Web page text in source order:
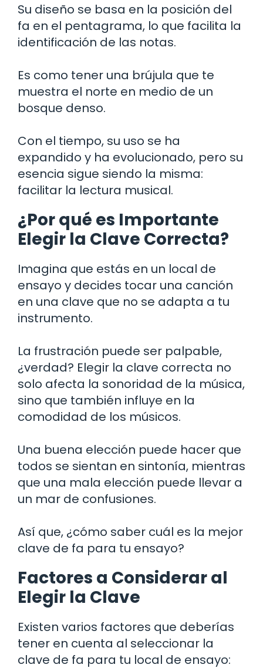
Su diseño se basa en la posición del
fa en el pentagrama, lo que facilita la
identificación de las notas.
Es como tener una brújula que te
muestra el norte en medio de un
bosque denso.
Con el tiempo, su uso se ha
expandido y ha evolucionado, pero su
esencia sigue siendo la misma:
facilitar la lectura musical.
¿Por qué es Importante
Elegir la Clave Correcta?
Imagina que estás en un local de
ensayo y decides tocar una canción
en una clave que no se adapta a tu
instrumento.
La frustración puede ser palpable,
¿verdad? Elegir la clave correcta no
solo afecta la sonoridad de la música,
sino que también influye en la
comodidad de los músicos.
Una buena elección puede hacer que
todos se sientan en sintonía, mientras
que una mala elección puede llevar a
un mar de confusiones.
Así que, ¿cómo saber cuál es la mejor
clave de fa para tu ensayo?
Factores a Considerar al
Elegir la Clave
Existen varios factores que deberías
tener en cuenta al seleccionar la
clave de fa para tu local de ensayo: